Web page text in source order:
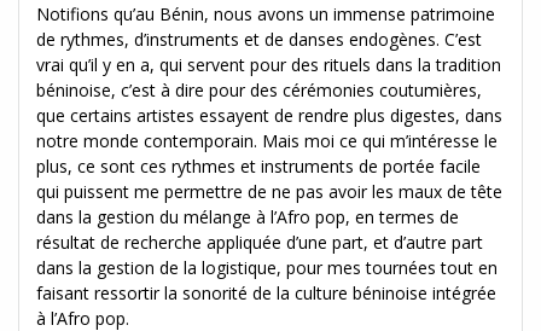
Notifions qu’au Bénin, nous avons un immense patrimoine
de rythmes, d’instruments et de danses endogènes. C’est
vrai qu’il y en a, qui servent pour des rituels dans la tradition
béninoise, c’est à dire pour des cérémonies coutumières,
que certains artistes essayent de rendre plus digestes, dans
notre monde contemporain. Mais moi ce qui m’intéresse le
plus, ce sont ces rythmes et instruments de portée facile
qui puissent me permettre de ne pas avoir les maux de tête
dans la gestion du mélange à l’Afro pop, en termes de
résultat de recherche appliquée d’une part, et d’autre part
dans la gestion de la logistique, pour mes tournées tout en
faisant ressortir la sonorité de la culture béninoise intégrée
à l’Afro pop.